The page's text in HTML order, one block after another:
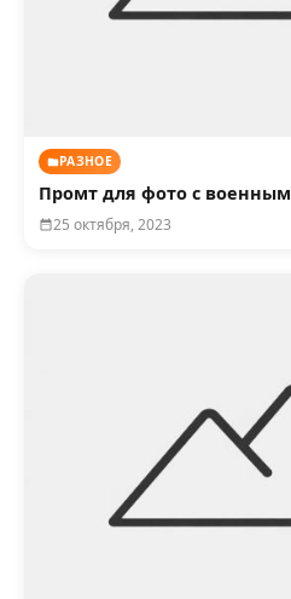
РАЗНОЕ
Промт для фото с военным
25 октября, 2023